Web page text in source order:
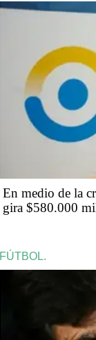
En medio de la
gira $580.000
FÚTBOL.